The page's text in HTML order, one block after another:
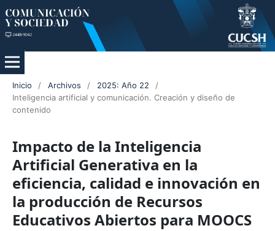
Inicio / Archivos / 2025: Año 22
/
Inteligencia artificial y comunicación. Creación y diseño de
contenido
Impacto de la Inteligencia
Artificial Generativa en la
eficiencia, calidad e innovación en
la producción de Recursos
Educativos Abiertos para MOOCS